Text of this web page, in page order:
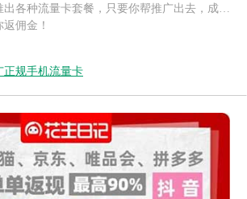
出各种流量卡套餐，只要你帮推广出去，成功
佣金！
正规手机流量卡